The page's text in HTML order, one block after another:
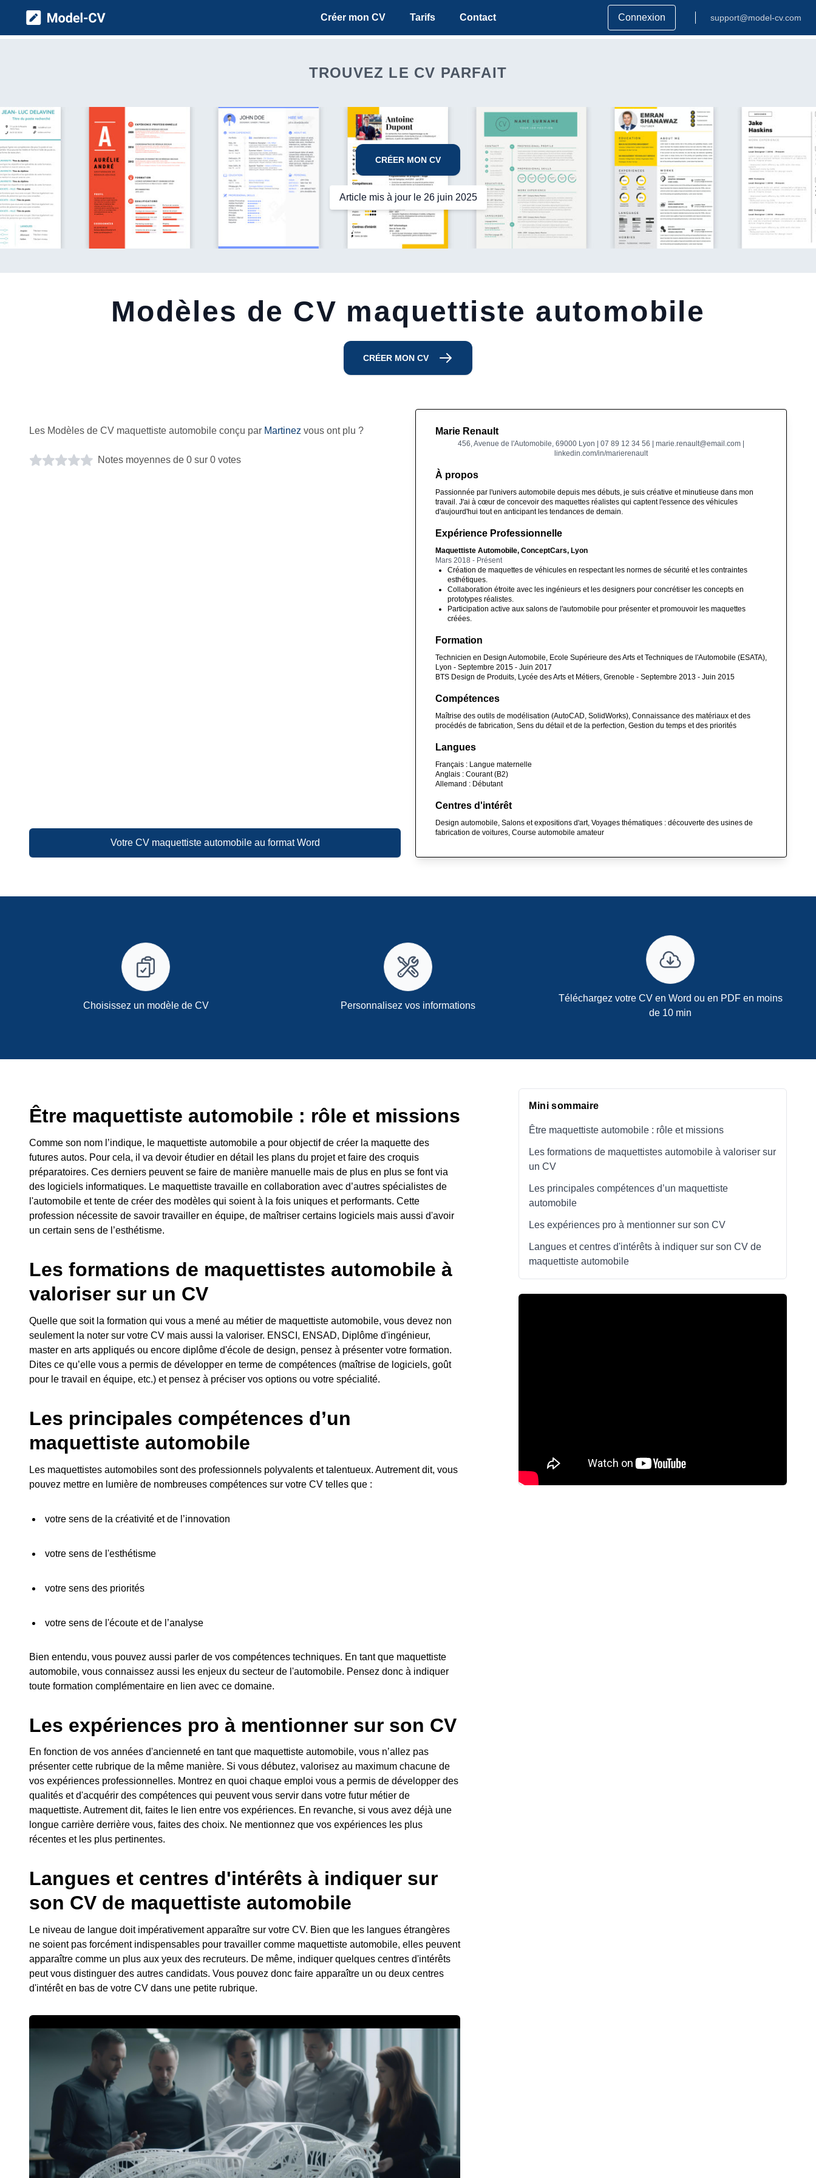
Model CV Créer mon CV Tarifs Contact Connexion support@model-cv.com
TROUVEZ LE CV PARFAIT
CRÉER MON CV
Article mis à jour le 26 juin 2025
Modèles de CV maquettiste automobile
CRÉER MON CV
Les Modèles de CV maquettiste automobile conçu par Martinez vous ont plu ?
Notes moyennes de 0 sur 0 votes
Votre CV maquettiste automobile au format Word
Marie Renault
456, Avenue de l'Automobile, 69000 Lyon | 07 89 12 34 56 | marie.renault@email.com |
linkedin.com/in/marierenault
À propos
Passionnée par l'univers automobile depuis mes débuts, je suis créative et minutieuse dans mon
travail. J'ai à cœur de concevoir des maquettes réalistes qui captent l'essence des véhicules
d'aujourd'hui tout en anticipant les tendances de demain.
Expérience Professionnelle
Maquettiste Automobile, ConceptCars, Lyon
Mars 2018 - Présent
Création de maquettes de véhicules en respectant les normes de sécurité et les contraintes
esthétiques.
Collaboration étroite avec les ingénieurs et les designers pour concrétiser les concepts en
prototypes réalistes.
Participation active aux salons de l'automobile pour présenter et promouvoir les maquettes
créées.
Formation
Technicien en Design Automobile, Ecole Supérieure des Arts et Techniques de l'Automobile (ESATA),
Lyon - Septembre 2015 - Juin 2017
BTS Design de Produits, Lycée des Arts et Métiers, Grenoble - Septembre 2013 - Juin 2015
Compétences
Maîtrise des outils de modélisation (AutoCAD, SolidWorks), Connaissance des matériaux et des
procédés de fabrication, Sens du détail et de la perfection, Gestion du temps et des priorités
Langues
Français : Langue maternelle
Anglais : Courant (B2)
Allemand : Débutant
Centres d'intérêt
Design automobile, Salons et expositions d'art, Voyages thématiques : découverte des usines de
fabrication de voitures, Course automobile amateur
Choisissez un modèle de CV Personnalisez vos informations
Téléchargez votre CV en Word ou en PDF en moins
de 10 min
Être maquettiste automobile : rôle et missions
Comme son nom l’indique, le maquettiste automobile a pour objectif de créer la maquette des
futures autos. Pour cela, il va devoir étudier en détail les plans du projet et faire des croquis
préparatoires. Ces derniers peuvent se faire de manière manuelle mais de plus en plus se font via
des logiciels informatiques. Le maquettiste travaille en collaboration avec d’autres spécialistes de
l'automobile et tente de créer des modèles qui soient à la fois uniques et performants. Cette
profession nécessite de savoir travailler en équipe, de maîtriser certains logiciels mais aussi d'avoir
un certain sens de l’esthétisme.
Les formations de maquettistes automobile à
valoriser sur un CV
Quelle que soit la formation qui vous a mené au métier de maquettiste automobile, vous devez non
seulement la noter sur votre CV mais aussi la valoriser. ENSCI, ENSAD, Diplôme d'ingénieur,
master en arts appliqués ou encore diplôme d'école de design, pensez à présenter votre formation.
Dites ce qu’elle vous a permis de développer en terme de compétences (maîtrise de logiciels, goût
pour le travail en équipe, etc.) et pensez à préciser vos options ou votre spécialité.
Les principales compétences d’un
maquettiste automobile
Les maquettistes automobiles sont des professionnels polyvalents et talentueux. Autrement dit, vous
pouvez mettre en lumière de nombreuses compétences sur votre CV telles que :
votre sens de la créativité et de l’innovation
votre sens de l'esthétisme
votre sens des priorités
votre sens de l'écoute et de l’analyse
Bien entendu, vous pouvez aussi parler de vos compétences techniques. En tant que maquettiste
automobile, vous connaissez aussi les enjeux du secteur de l'automobile. Pensez donc à indiquer
toute formation complémentaire en lien avec ce domaine.
Les expériences pro à mentionner sur son CV
En fonction de vos années d'ancienneté en tant que maquettiste automobile, vous n’allez pas
présenter cette rubrique de la même manière. Si vous débutez, valorisez au maximum chacune de
vos expériences professionnelles. Montrez en quoi chaque emploi vous a permis de développer des
qualités et d'acquérir des compétences qui peuvent vous servir dans votre futur métier de
maquettiste. Autrement dit, faites le lien entre vos expériences. En revanche, si vous avez déjà une
longue carrière derrière vous, faites des choix. Ne mentionnez que vos expériences les plus
récentes et les plus pertinentes.
Langues et centres d'intérêts à indiquer sur
son CV de maquettiste automobile
Le niveau de langue doit impérativement apparaître sur votre CV. Bien que les langues étrangères
ne soient pas forcément indispensables pour travailler comme maquettiste automobile, elles peuvent
apparaître comme un plus aux yeux des recruteurs. De même, indiquer quelques centres d'intérêts
peut vous distinguer des autres candidats. Vous pouvez donc faire apparaître un ou deux centres
d'intérêt en bas de votre CV dans une petite rubrique.
Mini sommaire
Être maquettiste automobile : rôle et missions
Les formations de maquettistes automobile à valoriser sur
un CV
Les principales compétences d’un maquettiste
automobile
Les expériences pro à mentionner sur son CV
Langues et centres d'intérêts à indiquer sur son CV de
maquettiste automobile